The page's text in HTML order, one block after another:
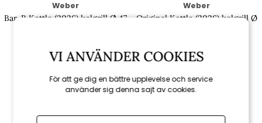
Weber
Bar-B Kettle (2026) kolgrill Ø 47
1 299 kr
Weber
Original Kettle (2026) kolgrill Ø
2 149 kr
Rekommenderade tillbehör
VI ANVÄNDER COOKIES
För att ge dig en bättre upplevelse och service
använder sig denna sajt av cookies.